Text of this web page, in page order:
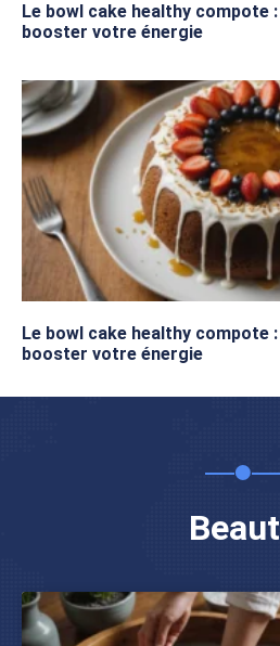
Le bowl cake healthy compote
booster votre énergie
Le bowl cake healthy compote
booster votre énergie